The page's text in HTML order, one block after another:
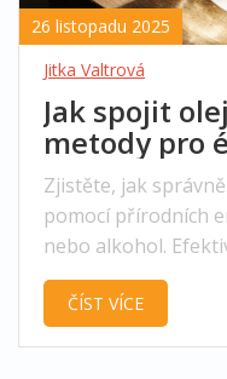
26 listopadu 2025
Jitka Valtrová
Jak spojit
metody pro
domácí péči
Zjistěte, jak
pomocí přírodních
nebo alkohol.
sprayy a koupelové
ČÍST VÍCE